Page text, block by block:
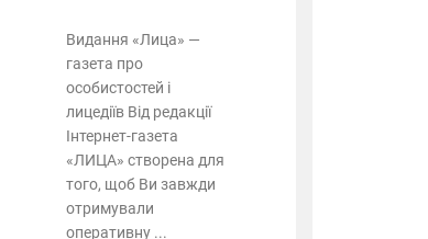
Видання «Лица» —
газета про
особистостей і
лицедіїв Від редакції
Інтернет-газета
«ЛИЦА» створена для
того, щоб Ви завжди
отримували
оперативну ...